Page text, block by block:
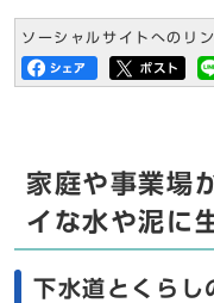
ソーシャルサイトへのリ
家庭や事業場
イな水や泥に
下水道とくらし